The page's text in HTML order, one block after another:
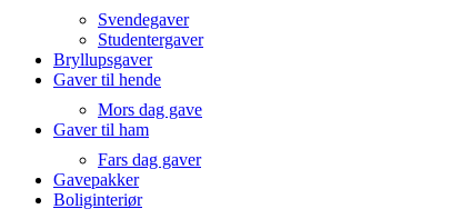
Svendegaver
Studentergaver
Bryllupsgaver
Gaver til hende
Mors dag gave
Gaver til ham
Fars dag gaver
Gavepakker
Boliginteriør